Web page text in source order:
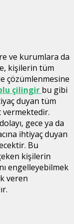
ve kurumlara da
kişilerin tüm
çözümlenmesine
çilingir bu gibi
duyan tüm
vermektedir.
gece ya da
ihtiyaç duyan
Bu
kişilerin
engelleyebilmek
veren